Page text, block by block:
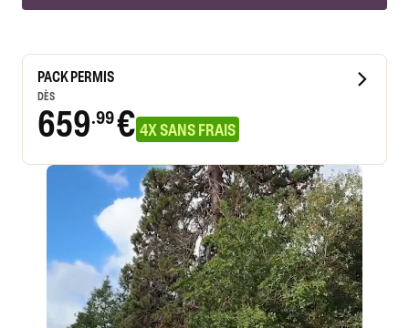
PACK PERMIS
DÈS
659.99€ 4X SANS FRAIS